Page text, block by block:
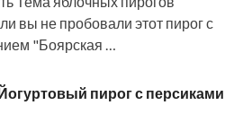
вы не пробовали этот пирог с
"Боярская …
пирог с персиками